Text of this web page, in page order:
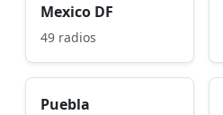
Mexico DF
49 radios
Puebla